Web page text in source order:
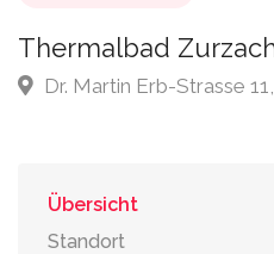
Thermalbad
Dr. Martin Erb-Strasse
Übersicht
Standort